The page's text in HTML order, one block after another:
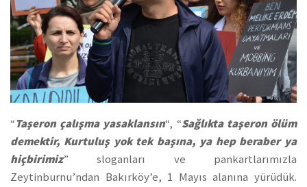
“Taşeron çalışma yasaklansın“, “Sağlıkta taşeron ölüm
demektir, Kurtuluş yok tek başına, ya hep beraber ya
hiçbirimiz” sloganları ve pankartlarımızla
Zeytinburnu’ndan Bakırköy’e, 1 Mayıs alanına yürüdük.